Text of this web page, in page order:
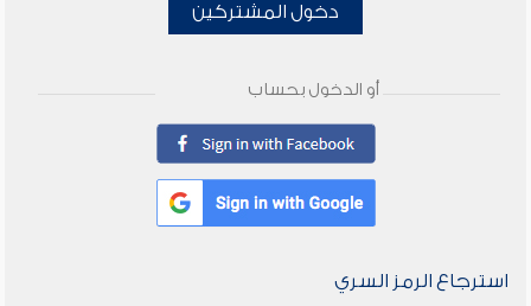
دخول المشتركين
أو الدخول بحساب
استرجاع الرمز السري